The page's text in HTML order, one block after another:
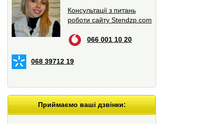
Консультації з питань
роботи сайту Stendzp.com
066 001 10 20
068 39712 19
Приймаємо ваші дзвінки: